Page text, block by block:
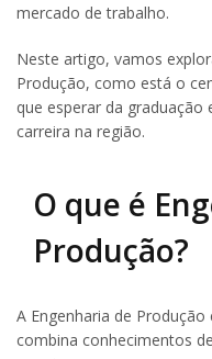
mercado de trabalho.
Neste artigo, vamos
Produção, como está o
que esperar da graduação
carreira na região.
O que é
Produção?
A Engenharia de
combina conhecimentos